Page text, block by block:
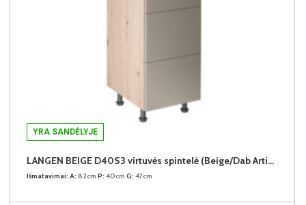
YRA SANDĖLYJE
LANGEN BEIGE D40S3 virtuvės spintelė (Beige/Dab Artisan)
Išmatavimai: A: 82cm P: 40cm G: 47cm